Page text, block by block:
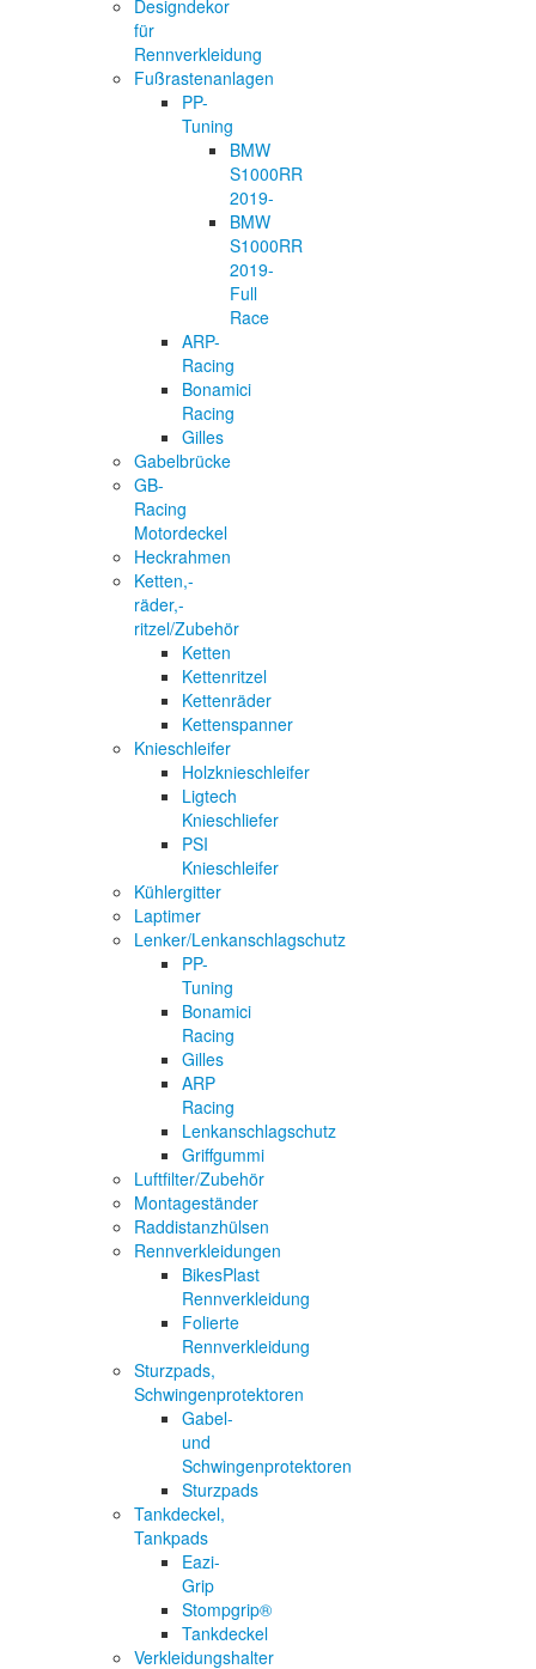
Designdekor
für
Rennverkleidung
Fußrastenanlagen
PP-
Tuning
BMW
S1000RR
2019-
BMW
S1000RR
2019-
Full
Race
ARP-
Racing
Bonamici
Racing
Gilles
Gabelbrücke
GB-
Racing
Motordeckel
Heckrahmen
Ketten,-
räder,-
ritzel/Zubehör
Ketten
Kettenritzel
Kettenräder
Kettenspanner
Knieschleifer
Holzknieschleifer
Ligtech
Knieschliefer
PSI
Knieschleifer
Kühlergitter
Laptimer
Lenker/Lenkanschlagschutz
PP-
Tuning
Bonamici
Racing
Gilles
ARP
Racing
Lenkanschlagschutz
Griffgummi
Luftfilter/Zubehör
Montageständer
Raddistanzhülsen
Rennverkleidungen
BikesPlast
Rennverkleidung
Folierte
Rennverkleidung
Sturzpads,
Schwingenprotektoren
Gabel-
und
Schwingenprotektoren
Sturzpads
Tankdeckel,
Tankpads
Eazi-
Grip
Stompgrip®
Tankdeckel
Verkleidungshalter